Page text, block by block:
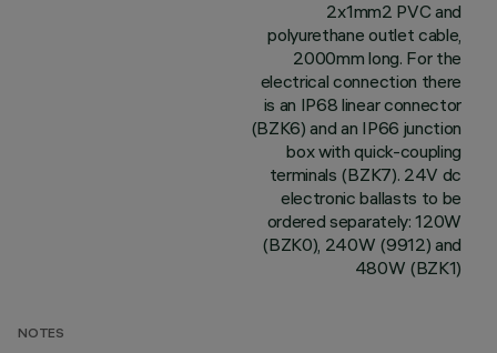
2x1mm2 PVC and
polyurethane outlet cable,
2000mm long. For the
electrical connection there
is an IP68 linear connector
(BZK6) and an IP66 junction
box with quick-coupling
terminals (BZK7). 24V dc
electronic ballasts to be
ordered separately: 120W
(BZK0), 240W (9912) and
480W (BZK1)
NOTES